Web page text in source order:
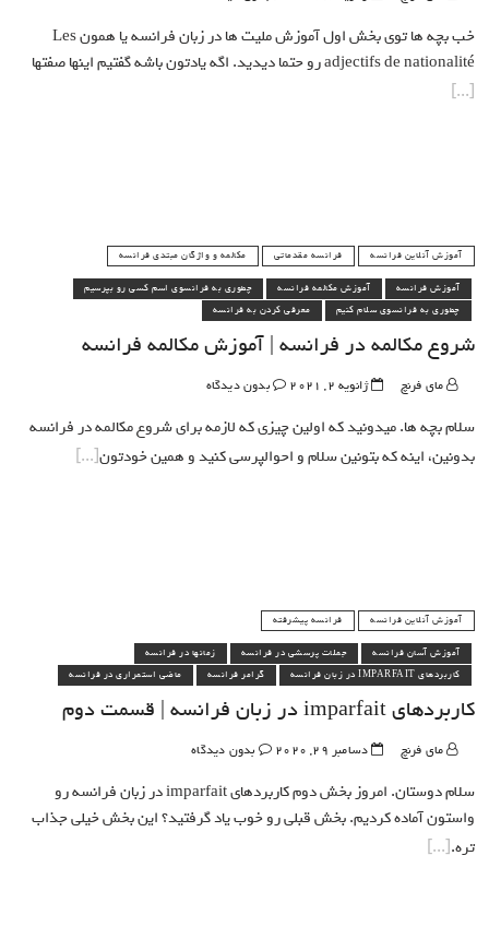
خب بچه ها توی بخش اول آموزش ملیت ها در زبان فرانسه یا همون Les
adjectifs de nationalité رو حتما دیدید. اگه یادتون باشه گفتیم اینها صفتها
آموزش آنلاین فرانسه فرانسه مقدماتی مکالمه و واژگان مبتدی فرانسه
آموزش فرانسه آموزش مکالمه فرانسه
چطوری به فرانسوی اسم کسی رو بپرسیم
چطوری به فرانسوی سلام کنیم
معرفی کردن به فرانسه
شروع مکالمه در فرانسه | آموزش مکالمه فرانسه
مای فرنچ ژانویه 2, 2021 بدون دیدگاه
سلام بچه ها. میدونید که اولین چیزی که لازمه برای شروع مکالمه در فرانسه
بدونین، اینه که بتونین سلام و احوالپرسی کنید و همین خودتون
آموزش آنلاین فرانسه فرانسه پیشرفته
آموزش آسان فرانسه جملات پرسشی در فرانسه
زمانها در فرانسه
کاربردهای IMPARFAIT در زبان فرانسه
گرامر فرانسه ماضی استمراری در فرانسه
کاربردهای imparfait در زبان فرانسه | قسمت دوم
مای فرنچ دسامبر 29, 2020 بدون دیدگاه
سلام دوستان. امروز بخش دوم کاربردهای imparfait در زبان فرانسه رو
واستون آماده کردیم. بخش قبلی رو خوب یاد گرفتید؟ این بخش خیلی جذاب
تره.